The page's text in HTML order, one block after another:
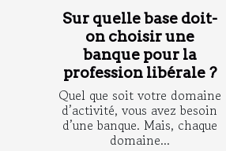
Sur quelle base doit-
on choisir une
banque pour la
profession libérale ?
Quel que soit votre domaine
d’activité, vous avez besoin
d’une banque. Mais, chaque
domaine...